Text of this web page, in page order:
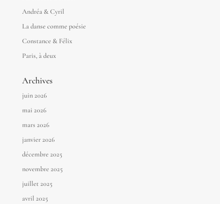
Andréa & Cyril
La danse comme poésie
Constance & Félix
Paris, à deux
Archives
juin 2026
mai 2026
mars 2026
janvier 2026
décembre 2025
novembre 2025
juillet 2025
avril 2025